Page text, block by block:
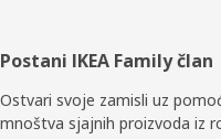
Podnožje
Postani IKEA Family član
Ostvari svoje zamisli uz
mnoštva sjajnih proizvoda iz